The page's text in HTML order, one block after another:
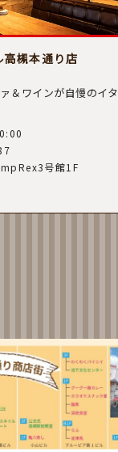
高槻本通り店
＆ワインが自慢のイタ
号館1F